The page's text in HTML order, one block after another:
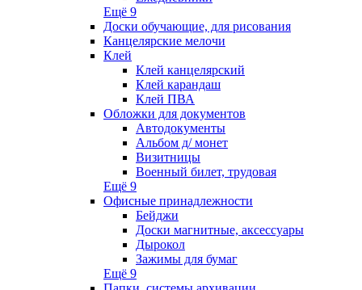
Ещё 9
Доски обучающие, для рисования
Канцелярские мелочи
Клей
Клей канцелярский
Клей карандаш
Клей ПВА
Обложки для документов
Автодокументы
Альбом д/ монет
Визитницы
Военный билет, трудовая
Ещё 9
Офисные принадлежности
Бейджи
Доски магнитные, аксессуары
Дырокол
Зажимы для бумаг
Ещё 9